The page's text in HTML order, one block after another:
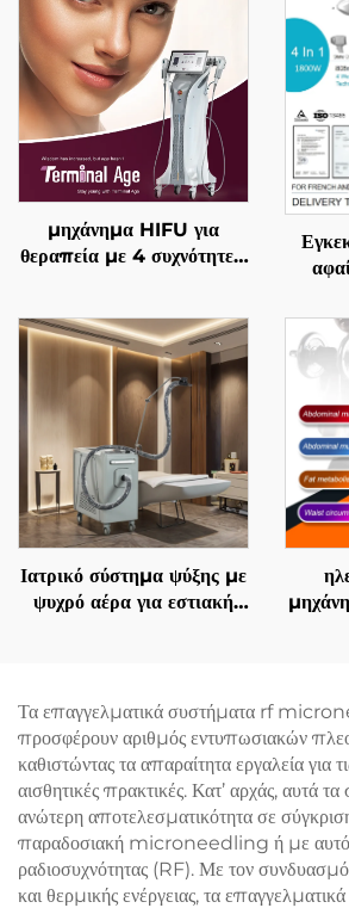
μηχάνημα HIFU για
θεραπεία με 4 συχνότητες,
δέρματος, αναδιαμόρφωση
σώματος και
αντιμετώπιση γήρανσης
600
W,
nm,
Ιατρικό σύστημα ψύξης με
ψυχρό αέρα για εστιακή
προστασία του επιδερμίδα
και συνεχή, μη επαφόμενη
χρήση σε κλινικές
Τα επαγγελματικά συστήματα rf
προσφέρουν αριθμός εντυπωσιακών
καθιστώντας τα απαραίτητα εργαλεία για
αισθητικές πρακτικές. Κατ’ αρχάς, αυτά
ανώτερη αποτελεσματικότητα σε
παραδοσιακή microneedling ή με
ραδιοσυχνότητας (RF). Με τον συνδυασμό
και θερμικής ενέργειας, τα